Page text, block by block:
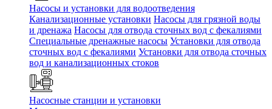
Насосы и установки для водоотведения
Канализационные установки Насосы для грязной воды
и дренажа Насосы для отвода сточных вод c фекалиями
Специальные дренажные насосы Установки для отвода
сточных вод c фекалиями Установки для отвода сточных
вод и канализационных стоков
Насосные станции и установки